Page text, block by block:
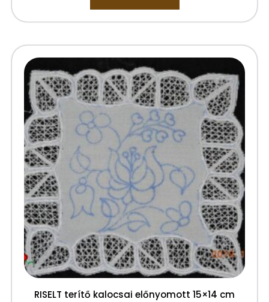
RISELT terítő kalocsai előnyomott 15×14 cm